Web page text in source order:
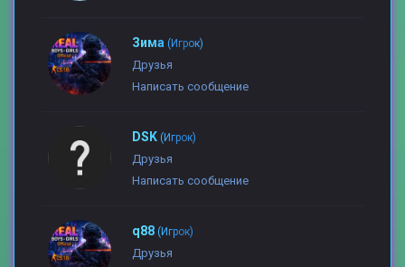
Зима (Игрок)
Друзья
Написать сообщение
DSK (Игрок)
Друзья
Написать сообщение
q88 (Игрок)
Друзья